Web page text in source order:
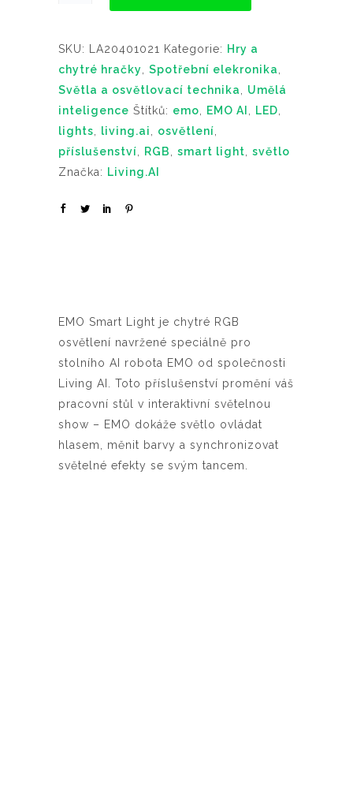
SKU: LA20401021 Kategorie: Hry a
chytré hračky
Spotřební elekronika
Světla a osvětlovací technika
Umělá
inteligence Štítků: emo EMO AI LED
lights
living.ai osvětlení
příslušenství
RGB smart light
světlo
Značka: Living.AI
EMO Smart Light je chytré RGB
osvětlení navržené speciálně pro
stolního AI robota EMO od společnosti
Living AI. Toto příslušenství promění váš
pracovní stůl v interaktivní světelnou
show – EMO dokáže světlo ovládat
hlasem, měnit barvy a synchronizovat
světelné efekty se svým tancem.